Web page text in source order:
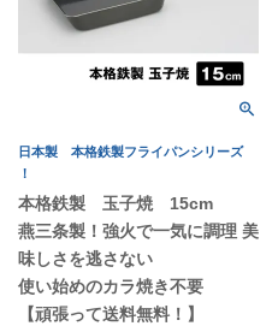
日本製 本格鉄製フライパンシリーズ
！
本格鉄製 玉子焼 15cm
燕三条製！強火で一気に調理 美
味しさを逃さない
使い始めのカラ焼き不要
【頑張って送料無料！】